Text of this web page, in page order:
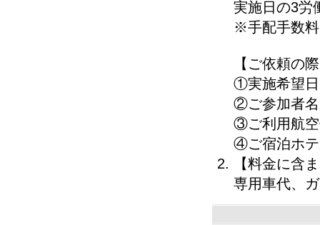
実施日の3労
※手配手数
【ご依頼の
①実施希望日
②ご参加者
③ご利用航空
④ご宿泊ホ
【料金に含
専用車代、